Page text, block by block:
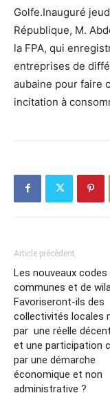
Golfe.Inauguré
République, M.
la FPA, qui
entreprises de
aubaine pour faire
incitation à
Article précédent
Les nouveaux codes
communes et de
Favoriseront-ils des
collectivités locales
par une réelle
et une participation
par une démarche
économique et non
administrative ?